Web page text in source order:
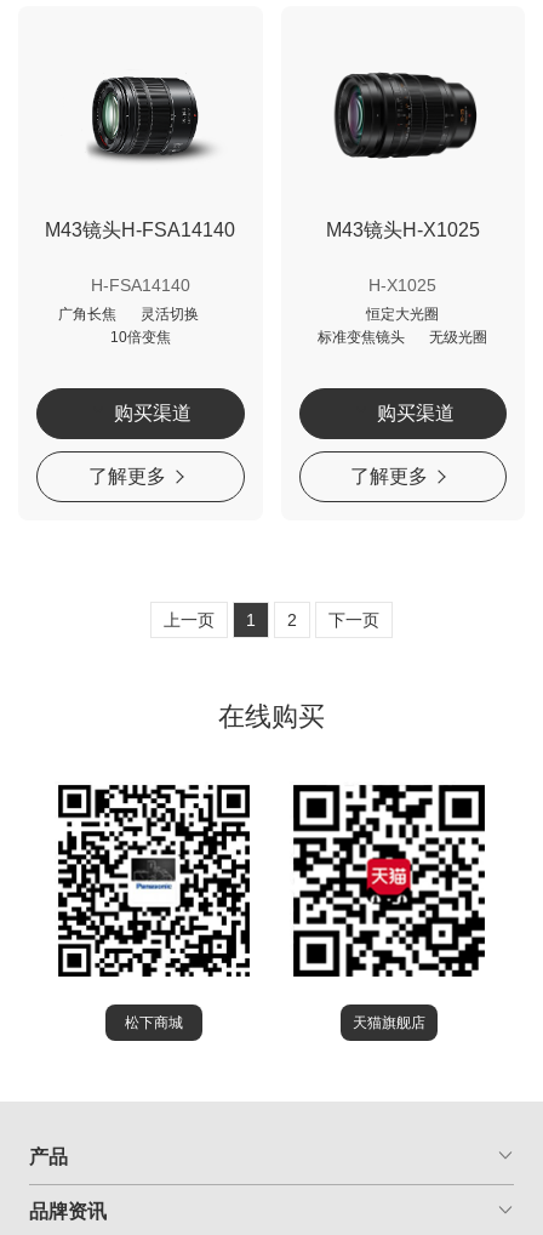
M43镜头H-FSA14140
H-FSA14140
广角长焦
灵活切换
10倍变焦
购买渠道
了解更多
M43镜头H-X1025
H-X1025
恒定大光圈
标准变焦镜头
无级光圈
购买渠道
了解更多
上一页 1 2 下一页
在线购买
松下商城 天猫旗舰店
产品
品牌资讯